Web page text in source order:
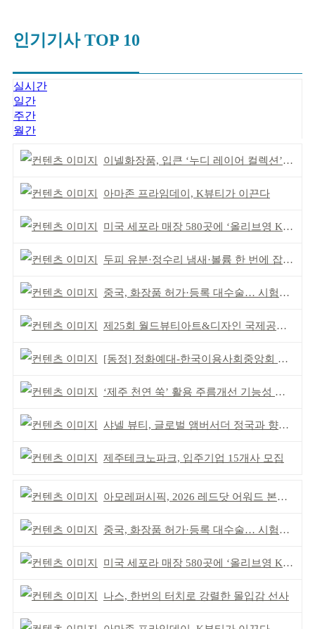
인기기사 TOP 10
실시간
일간
주간
월간
이넬화장품, 입큰 ‘누디 레이어 컬렉션’ 출시
아마존 프라임데이, K뷰티가 이끈다
미국 세포라 매장 580곳에 ‘올리브영 K뷰티에딧’ 론칭
두피 유분·정수리 냄새·볼륨 한 번에 잡는다
중국, 화장품 허가·등록 대수술… 시험자료 공용 허용
제25회 월드뷰티아트&디자인 국제공모전 시상식 성황
[동정] 정화예대-한국이용사회중앙회 업무협약
‘제주 천연 쑥’ 활용 주름개선 기능성 식약처 심사 통과
샤넬 뷰티, 글로벌 앰버서더 정국과 향수 캠페인 공개
제주테크노파크, 입주기업 15개사 모집
아모레퍼시픽, 2026 레드닷 어워드 본상 2개 수상
중국, 화장품 허가·등록 대수술… 시험자료 공용 허용
미국 세포라 매장 580곳에 ‘올리브영 K뷰티에딧’ 론칭
나스, 한번의 터치로 강렬한 몰입감 선사